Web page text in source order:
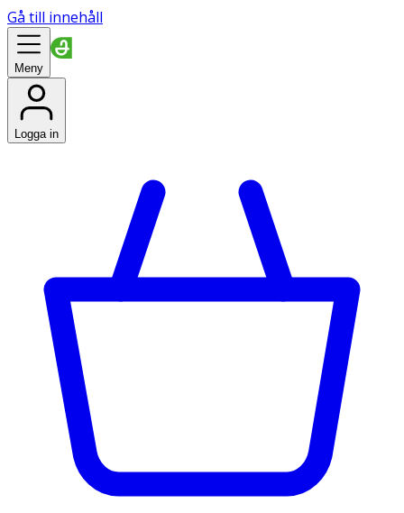
Gå till innehåll
Meny
Logga in